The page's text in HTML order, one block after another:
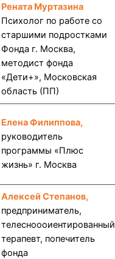
Рената Муртазина
Психолог по работе со
старшими подростками
Фонда г. Москва,
методист фонда
«Дети+», Московская
область (ПП)
Елена Филиппова,
руководитель
программы «Плюс
жизнь» г. Москва
Алексей Степанов,
предприниматель,
телесноооиентированный
терапевт, попечитель
фонда